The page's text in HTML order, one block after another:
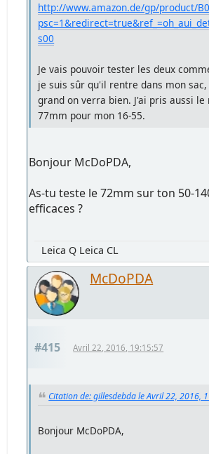
http://www.amazon.de/gp/product/
s00
Je vais pouvoir tester les deux
je suis sûr qu'il rentre dans mon
grand on verra bien. J'ai pris aussi
77mm pour mon 16-55.
Bonjour McDoPDA,
As-tu teste le 72mm sur ton 50-
efficaces ?
Leica Q Leica CL
McDoPDA
#415 Avril 22, 2016, 19:15:57
Citation de: gillesdebda le Avril 22, 2016,
Bonjour McDoPDA,